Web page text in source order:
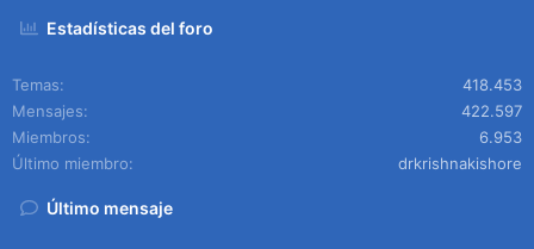
Estadísticas del foro
Temas
418.453
Mensajes
422.597
Miembros
6.953
Último miembro
drkrishnakishore
Último mensaje